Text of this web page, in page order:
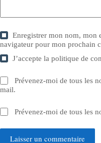
Enregistrer mon nom, mon
navigateur pour mon prochain
J’accepte lapolitique de
Prévenez-moi de tous les
mail.
Prévenez-moi de tous les
Laisser un commentaire